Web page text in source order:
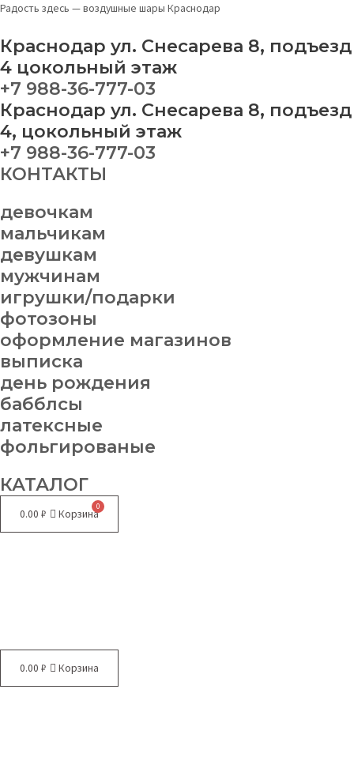
Перейти
содержимому
Радость здесь — воздушные шары Краснодар
Краснодар ул. Снесарева 8, подъезд
4 цокольный этаж
+7 988-36-777-03
Краснодар ул. Снесарева 8, подъезд
4, цокольный этаж
+7 988-36-777-03
КОНТАКТЫ
девочкам
мальчикам
девушкам
мужчинам
игрушки/подарки
фотозоны
оформление магазинов
выписка
день рождения
бабблсы
латексные
фольгированые
КАТАЛОГ
0.00 ₽ Корзина
0.00 ₽ Корзина
Набор
№
230
quantity